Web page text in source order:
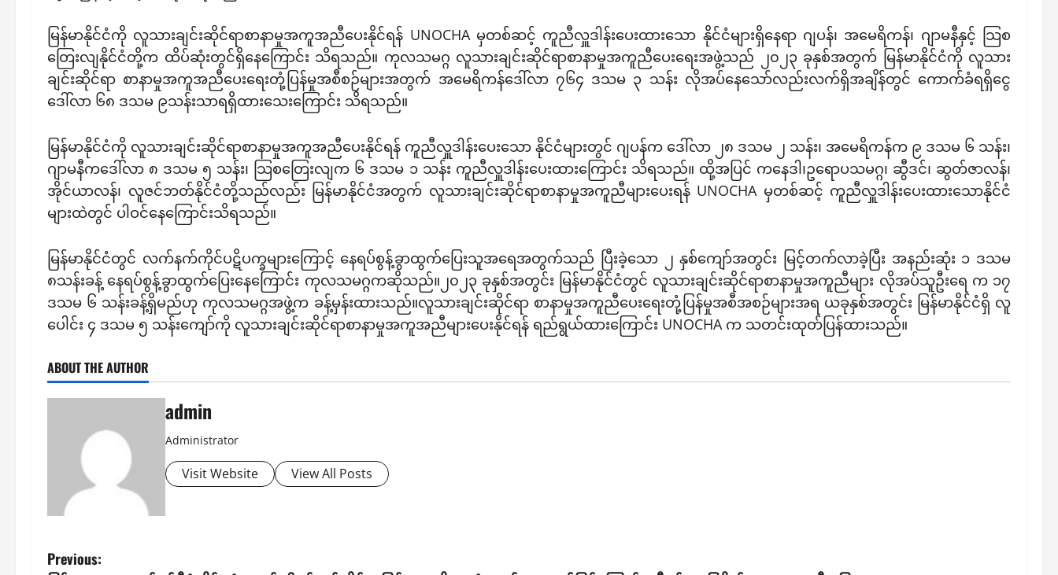
မြန်မာနိုင်ငံကို လူသားချင်းဆိုင်ရာစာနာမှုအကူအညီပေးနိုင်ရန် UNOCHA မှတစ်ဆင့် ကူညီလှူဒါန်းပေးထားသော နိုင်ငံများရှိနေရာ ဂျပန်၊ အမေရိကန်၊ ဂျာမနီနှင့် သြစ
တြေးလျနိုင်ငံတို့က ထိပ်ဆုံးတွင်ရှိနေကြောင်း သိရသည်။ ကုလသမဂ္ဂ လူသားချင်းဆိုင်ရာစာနာမှုအကူညီပေးရေးအဖွဲ့သည် ၂၀၂၃ ခုနှစ်အတွက် မြန်မာနိုင်ငံကို လူသား
ချင်းဆိုင်ရာ စာနာမှုအကူအညီပေးရေးတုံ့ပြန်မှုအစီစဉ်များအတွက် အမေရိကန်ဒေါ်လာ ၇၆၄ ဒသမ ၃ သန်း လိုအပ်နေသော်လည်းလက်ရှိအချိန်တွင် ကောက်ခံရရှိငွေ
ဒေါ်လာ ၆၈ ဒသမ ၉သန်းသာရရှိထားသေးကြောင်း သိရသည်။
မြန်မာနိုင်ငံကို လူသားချင်းဆိုင်ရာစာနာမှုအကူအညီပေးနိုင်ရန် ကူညီလှူဒါန်းပေးသော နိုင်ငံများတွင် ဂျပန်က ဒေါ်လာ ၂၈ ဒသမ ၂ သန်း၊ အမေရိကန်က ၉ ဒသမ ၆ သန်း၊
ဂျာမနီကဒေါ်လာ ၈ ဒသမ ၅ သန်း၊ သြစတြေးလျက ၆ ဒသမ ၁ သန်း ကူညီလှူဒါန်းပေးထားကြောင်း သိရသည်။ ထို့အပြင် ကနေဒါ၊ဥရောပသမဂ္ဂ၊ ဆွီဒင်၊ ဆွတ်ဇာလန်၊
အိုင်ယာလန်၊ လူဇင်ဘတ်နိုင်ငံတို့သည်လည်း မြန်မာနိုင်ငံအတွက် လူသားချင်းဆိုင်ရာစာနာမှုအကူညီများပေးရန် UNOCHA မှတစ်ဆင့် ကူညီလှူဒါန်းပေးထားသောနိုင်ငံ
များထဲတွင် ပါဝင်နေကြောင်းသိရသည်။
မြန်မာနိုင်ငံတွင် လက်နက်ကိုင်ပဋိပက္ခများကြောင့် နေရပ်စွန့်ခွာထွက်ပြေးသူအရေအတွက်သည် ပြီးခဲ့သော ၂ နှစ်ကျော်အတွင်း မြင့်တက်လာခဲ့ပြီး အနည်းဆုံး ၁ ဒသမ
၈သန်းခန့် နေရပ်စွန့်ခွာထွက်ပြေးနေကြောင်း ကုလသမဂ္ဂကဆိုသည်။၂၀၂၃ ခုနှစ်အတွင်း မြန်မာနိုင်ငံတွင် လူသားချင်းဆိုင်ရာစာနာမှုအကူညီများ လိုအပ်သူဦးရေ က ၁၇
ဒသမ ၆ သန်းခန့်ရှိမည်ဟု ကုလသမဂ္ဂအဖွဲ့က ခန့်မှန်းထားသည်။လူသားချင်းဆိုင်ရာ စာနာမှုအကူညီပေးရေးတုံ့ပြန်မှုအစီအစဉ်များအရ ယခုနှစ်အတွင်း မြန်မာနိုင်ငံရှိ လူ
ပေါင်း ၄ ဒသမ ၅ သန်းကျော်ကို လူသားချင်းဆိုင်ရာစာနာမှုအကူအညီများပေးနိုင်ရန် ရည်ရွယ်ထားကြောင်း UNOCHA က သတင်းထုတ်ပြန်ထားသည်။
ABOUT THE AUTHOR
admin
Administrator
Visit Website View All Posts
P
Previous: